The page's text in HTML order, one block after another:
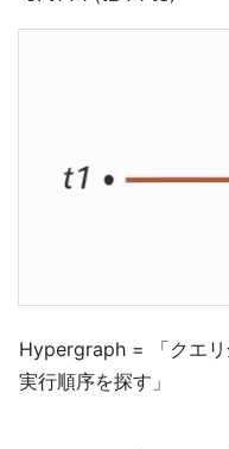
Hypergraph = 「クエリ
実行順序を探す」